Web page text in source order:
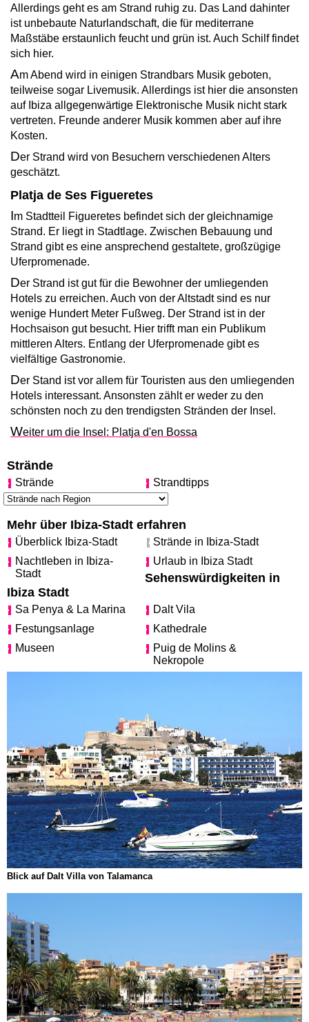
Allerdings geht es am Strand ruhig zu. Das Land dahinter
ist unbebaute Naturlandschaft, die für mediterrane
Maßstäbe erstaunlich feucht und grün ist. Auch Schilf findet
sich hier.
Am Abend wird in einigen Strandbars Musik geboten,
teilweise sogar Livemusik. Allerdings ist hier die ansonsten
auf Ibiza allgegenwärtige Elektronische Musik nicht stark
vertreten. Freunde anderer Musik kommen aber auf ihre
Kosten.
Der Strand wird von Besuchern verschiedenen Alters
geschätzt.
Platja de Ses Figueretes
Im Stadtteil Figueretes befindet sich der gleichnamige
Strand. Er liegt in Stadtlage. Zwischen Bebauung und
Strand gibt es eine ansprechend gestaltete, großzügige
Uferpromenade.
Der Strand ist gut für die Bewohner der umliegenden
Hotels zu erreichen. Auch von der Altstadt sind es nur
wenige Hundert Meter Fußweg. Der Strand ist in der
Hochsaison gut besucht. Hier trifft man ein Publikum
mittleren Alters. Entlang der Uferpromenade gibt es
vielfältige Gastronomie.
Der Stand ist vor allem für Touristen aus den umliegenden
Hotels interessant. Ansonsten zählt er weder zu den
schönsten noch zu den trendigsten Stränden der Insel.
Weiter um die Insel: Platja d'en Bossa
Strände
Strände Strandtipps
Mehr über Ibiza-Stadt erfahren
Überblick Ibiza-Stadt
Strände in Ibiza-Stadt
Nachtleben in Ibiza-
Stadt
Urlaub in Ibiza Stadt
Sehenswürdigkeiten in
Ibiza Stadt
Sa Penya & La Marina
Dalt Vila
Festungsanlage
Kathedrale
Museen
Puig de Molins &
Nekropole
Blick auf Dalt Villa von Talamanca